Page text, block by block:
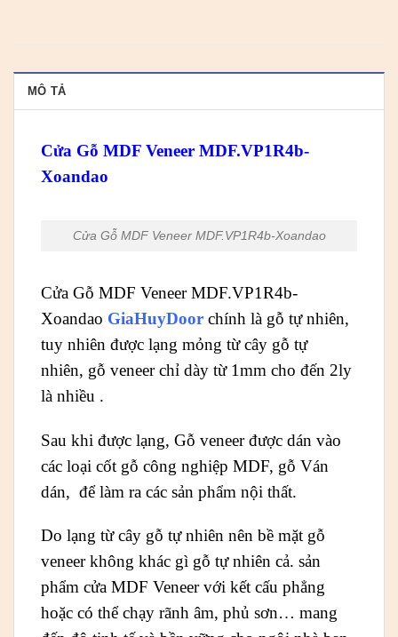
MÔ TẢ
Cửa Gỗ MDF Veneer MDF.VP1R4b-
Xoandao
Cửa Gỗ MDF Veneer MDF.VP1R4b-Xoandao
Cửa Gỗ MDF Veneer MDF.VP1R4b-
Xoandao GiaHuyDoor chính là gỗ tự nhiên,
tuy nhiên được lạng mỏng từ cây gỗ tự
nhiên, gỗ veneer chỉ dày từ 1mm cho đến 2ly
là nhiều .
Sau khi được lạng, Gỗ veneer được dán vào
các loại cốt gỗ công nghiệp MDF, gỗ Ván
dán, để làm ra các sản phẩm nội thất.
Do lạng từ cây gỗ tự nhiên nên bề mặt gỗ
veneer không khác gì gỗ tự nhiên cả. sản
phẩm cửa MDF Veneer với kết cấu phẳng
hoặc có thể chạy rãnh âm, phủ sơn… mang